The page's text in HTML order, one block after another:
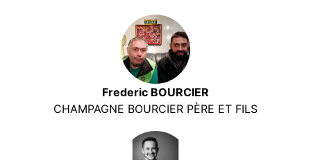
Frederic BOURCIER
CHAMPAGNE BOURCIER PÈRE ET FILS